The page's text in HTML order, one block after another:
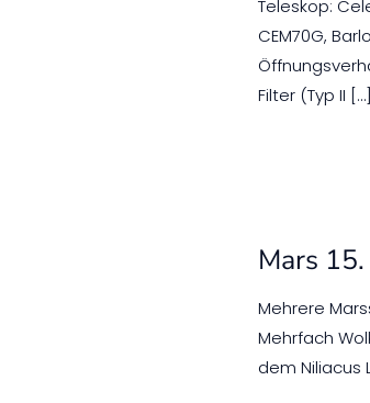
Teleskop:
CEM70G,
Filter (Typ II […]
Mars
Mehrere
Mehrfach
dem Niliacus